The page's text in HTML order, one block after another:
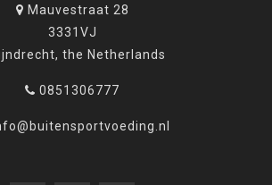
Mauvestraat 28
3331VJ
the Netherlands
0851306777